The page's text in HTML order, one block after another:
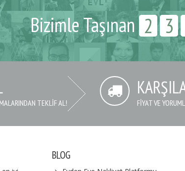
Bizimle Taşınan 2 3
TEKLIF AL! FIYAT VE
BLOG